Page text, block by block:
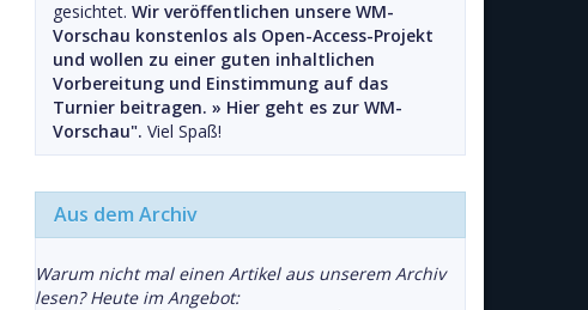
gesichtet. Wir veröffentlichen unsere WM-
Vorschau konstenlos als Open-Access-Projekt
und wollen zu einer guten inhaltlichen
Vorbereitung und Einstimmung auf das
Turnier beitragen. » Hier geht es zur WM-
Vorschau". Viel Spaß!
Aus dem Archiv
Warum nicht mal einen Artikel aus unserem Archiv
lesen? Heute im Angebot: